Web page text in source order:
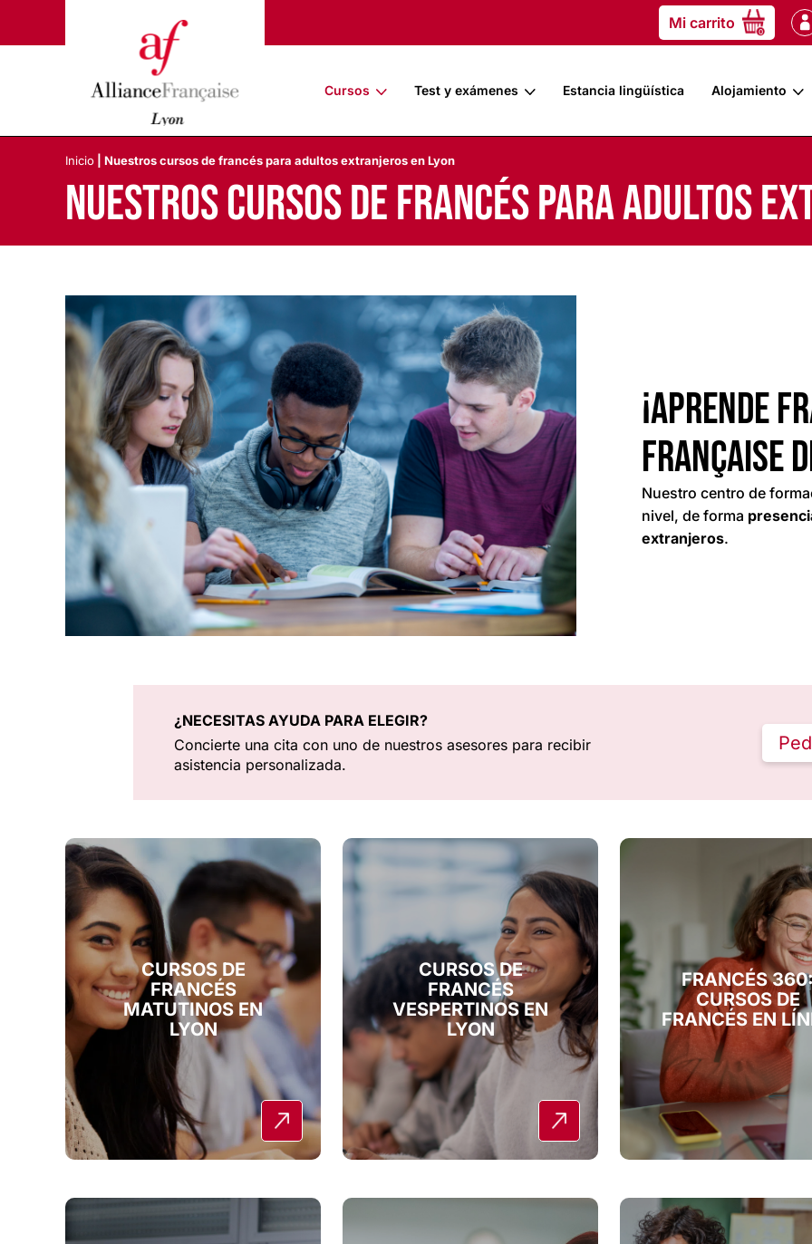
Mi carrito 0
Cursos Test y exámenes Estancia lingüística Alojamiento
Inicio Nuestros cursos de francés para adultos extranjeros en Lyon
Nuestros cursos de francés para adultos
¡Aprende
Française
Nuestro centro de
nivel, de forma
extranjeros.
¿NECESITAS AYUDA PARA ELEGIR?
Concierte una cita con uno de nuestros asesores para recibir
asistencia personalizada.
CURSOS DE
FRANCÉS
MATUTINOS EN
LYON
CURSOS DE
FRANCÉS
VESPERTINOS EN
LYON
FRANCÉS
CURSOS DE
FRANCÉS EN